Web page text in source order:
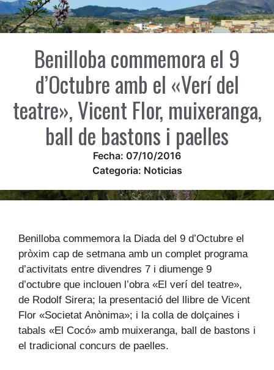
Benilloba commemora el 9
d’Octubre amb el «Verí del
teatre», Vicent Flor, muixeranga,
ball de bastons i paelles
Fecha: 07/10/2016
Categoria: Noticias
Benilloba commemora la Diada del 9 d’Octubre el
pròxim cap de setmana amb un complet programa
d’activitats entre divendres 7 i diumenge 9
d’octubre que inclouen l’obra «El verí del teatre»,
de Rodolf Sirera; la presentació del llibre de Vicent
Flor «Societat Anònima»; i la colla de dolçaines i
tabals «El Cocó» amb muixeranga, ball de bastons i
el tradicional concurs de paelles.